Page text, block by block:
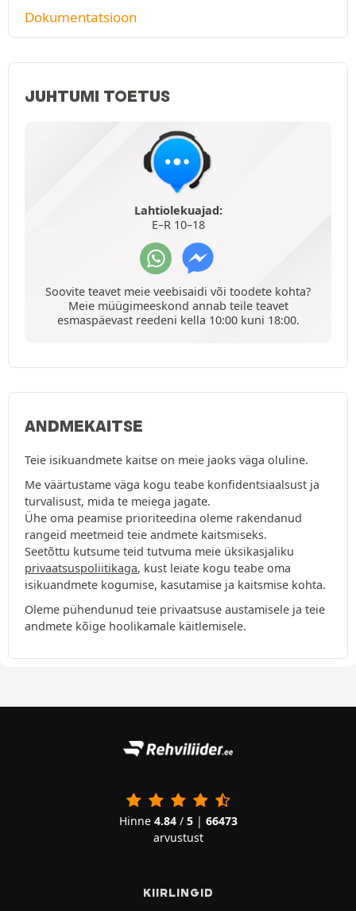
Dokumentatsioon
JUHTUMI TOETUS
Lahtiolekuajad:
E–R 10–18
Soovite teavet meie veebisaidi või toodete kohta?
Meie müügimeeskond annab teile teavet
esmaspäevast reedeni kella 10:00 kuni 18:00.
ANDMEKAITSE
Teie isikuandmete kaitse on meie jaoks väga oluline.
Me väärtustame väga kogu teabe konfidentsiaalsust ja
turvalisust, mida te meiega jagate.
Ühe oma peamise prioriteedina oleme rakendanud
rangeid meetmeid teie andmete kaitsmiseks.
Seetõttu kutsume teid tutvuma meie üksikasjaliku
privaatsuspoliitikaga, kust leiate kogu teabe oma
isikuandmete kogumise, kasutamise ja kaitsmise kohta.
Oleme pühendunud teie privaatsuse austamisele ja teie
andmete kõige hoolikamale käitlemisele.
Hinne 4.84/ 5| 66473
arvustust
KIIRLINGID